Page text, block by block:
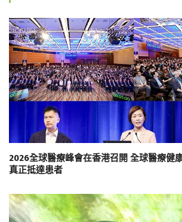
2026全球醫療峰會在香港召開 全球醫療健
真正抵達患者